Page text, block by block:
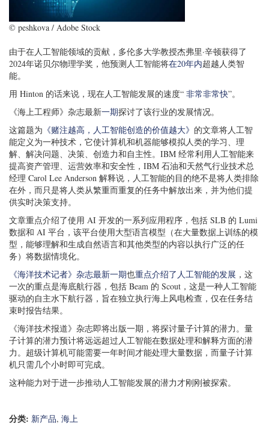
© peshkova / Adobe Stock
由于在人工智能领域的贡献，多伦多大学教授杰弗里·辛顿获得了
2024年诺贝尔物理学奖，他预测人工智能将在20年内超越人类智
能。
用 Hinton 的话来说，现在人工智能发展的速度“ 非常非常快”。
《海上工程师》杂志最新一期探讨了该行业的发展情况。
这篇题为 《赌注越高，人工智能创造的价值越大》 的文章将人工智
能定义为一种技术，它使计算机和机器能够模拟人类的学习、理
解、解决问题、决策、创造力和自主性。IBM 经常利用人工智能来
提高资产管理、运营效率和安全性，IBM 石油和天然气行业技术总
经理 Carol Lee Anderson 解释说，人工智能的目的绝不是将人类排除
在外，而只是将人类从繁重而重复的任务中解放出来，并为他们提
供实时决策支持。
文章重点介绍了使用 AI 开发的一系列应用程序，包括 SLB 的 Lumi
数据和 AI 平台，该平台使用大型语言模型（在大量数据上训练的模
型，能够理解和生成自然语言和其他类型的内容以执行广泛的任
务）将数据情境化。
《海洋技术记者》杂志最新一期也重点介绍了人工智能的发展 ，这
一次的重点是海底航行器，包括 Beam 的 Scout，这是一种人工智能
驱动的自主水下航行器，旨在独立执行海上风电检查，仅在任务结
束时报告结果。
《海洋技术报道》杂志即将出版一期，将探讨量子计算的潜力。量
子计算的潜力预计将远远超过人工智能在数据处理和解释方面的潜
力。超级计算机可能需要一年时间才能处理大量数据，而量子计算
机只需几个小时即可完成。
这种能力对于进一步推动人工智能发展的潜力才刚刚被探索。
分类: 新产品, 海上